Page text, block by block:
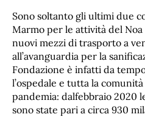
Sono soltanto gli ultimi due
Marmo per le attività del
nuovi mezzi di trasporto a
all’avanguardia per la
Fondazione è infatti da
l’ospedale e tutta la
pandemia: dalfebbraio 2020
sono state pari a circa 930